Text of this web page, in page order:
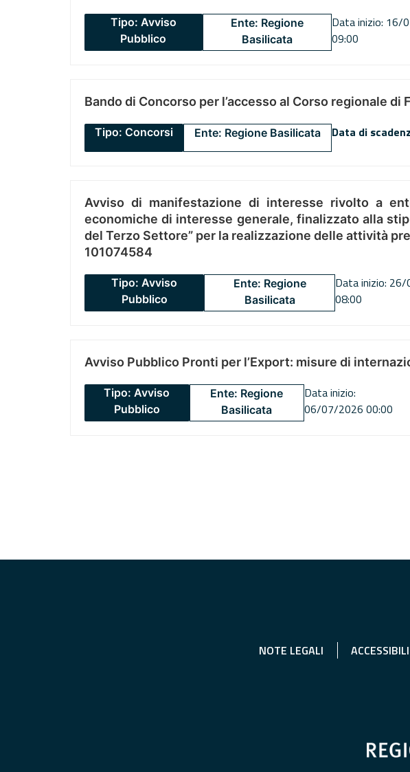
Tipo: Avviso
Pubblico
Ente: Regione
Basilicata
Data inizio: 16/
09:00
Bando di Concorso per l’accesso al Corso regionale
Tipo: Concorsi Ente: Regione Basilicata Data di
Avviso di manifestazione di interesse rivolto a
economiche di interesse generale, finalizzato alla
del Terzo Settore” per la realizzazione delle attività
101074584
Tipo: Avviso
Pubblico
Ente: Regione
Basilicata
Data inizio:
08:00
Avviso Pubblico Pronti per l’Export: misure di
Tipo: Avviso
Pubblico
Ente: Regione
Basilicata
Data inizio:
06/07/2026 00:00
NOTE LEGALI